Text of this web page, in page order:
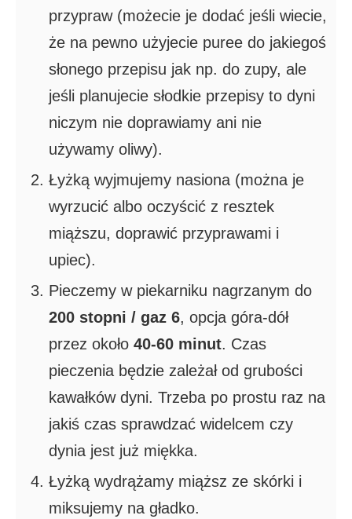
przypraw (możecie je dodać jeśli wiecie,
że na pewno użyjecie puree do jakiegoś
słonego przepisu jak np. do zupy, ale
jeśli planujecie słodkie przepisy to dyni
niczym nie doprawiamy ani nie
używamy oliwy).
Łyżką wyjmujemy nasiona (można je
wyrzucić albo oczyścić z resztek
miąższu, doprawić przyprawami i
upiec).
Pieczemy w piekarniku nagrzanym do
200 stopni / gaz 6, opcja góra-dół
przez około 40-60 minut. Czas
pieczenia będzie zależał od grubości
kawałków dyni. Trzeba po prostu raz na
jakiś czas sprawdzać widelcem czy
dynia jest już miękka.
Łyżką wydrążamy miąższ ze skórki i
miksujemy na gładko.